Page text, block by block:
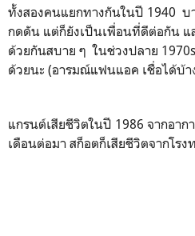
ทั้งสองคนแยกทางกันในปี 1940 บ
กดดัน แต่ก็ยังเป็นเพื่อนที่ดีต่อกัน แ
ด้วยกันสบาย ๆ ในช่วงปลาย
ด้วยนะ (อารมณ์แฟนแอค เชื่อได้บ้า
แกรนต์เสียชีวิตในปี 1986 จากอาก
เดือนต่อมา สก็อตก็เสียชีวิตจากโรง